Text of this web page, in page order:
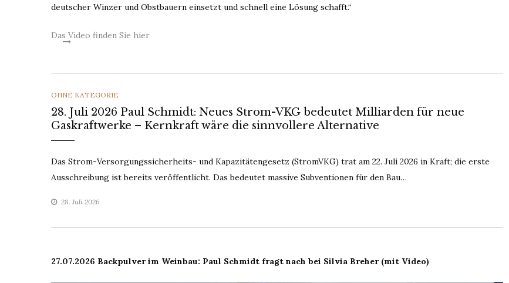
deutscher Winzer und Obstbauern einsetzt und schnell eine Lösung schafft.“
Das Video finden Sie hier
CATEGORIES
OHNE KATEGORIE
28. Juli 2026 Paul Schmidt: Neues Strom-VKG bedeutet Milliarden für neue
Gaskraftwerke – Kernkraft wäre die sinnvollere Alternative
Das Strom-Versorgungssicherheits- und Kapazitätengesetz (StromVKG) trat am 22. Juli 2026 in Kraft; die erste
Ausschreibung ist bereits veröffentlicht. Das bedeutet massive Subventionen für den Bau…
28. Juli 2026
27.07.2026 Backpulver im Weinbau: Paul Schmidt fragt nach bei Silvia Breher (mit Video)